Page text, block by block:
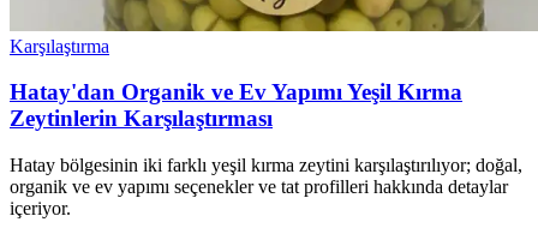
Karşılaştırma
Hatay'dan Organik ve Ev Yapımı Yeşil Kırma
Zeytinlerin Karşılaştırması
Hatay bölgesinin iki farklı yeşil kırma zeytini karşılaştırılıyor; doğal,
organik ve ev yapımı seçenekler ve tat profilleri hakkında detaylar
içeriyor.